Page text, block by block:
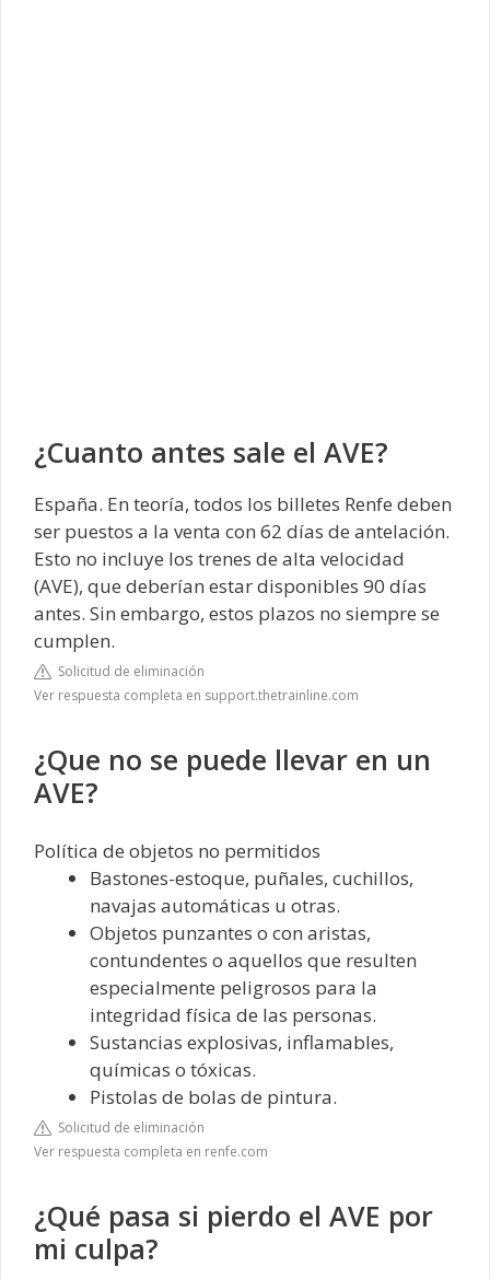
¿Cuanto antes sale el AVE?
España. En teoría, todos los billetes Renfe deben
ser puestos a la venta con 62 días de antelación.
Esto no incluye los trenes de alta velocidad
(AVE), que deberían estar disponibles 90 días
antes. Sin embargo, estos plazos no siempre se
cumplen.
Solicitud de eliminación
Ver respuesta completa en support.thetrainline.com
¿Que no se puede llevar en un
AVE?
Política de objetos no permitidos
Bastones-estoque, puñales, cuchillos,
navajas automáticas u otras.
Objetos punzantes o con aristas,
contundentes o aquellos que resulten
especialmente peligrosos para la
integridad física de las personas.
Sustancias explosivas, inflamables,
químicas o tóxicas.
Pistolas de bolas de pintura.
Solicitud de eliminación
Ver respuesta completa en renfe.com
¿Qué pasa si pierdo el AVE por
mi culpa?